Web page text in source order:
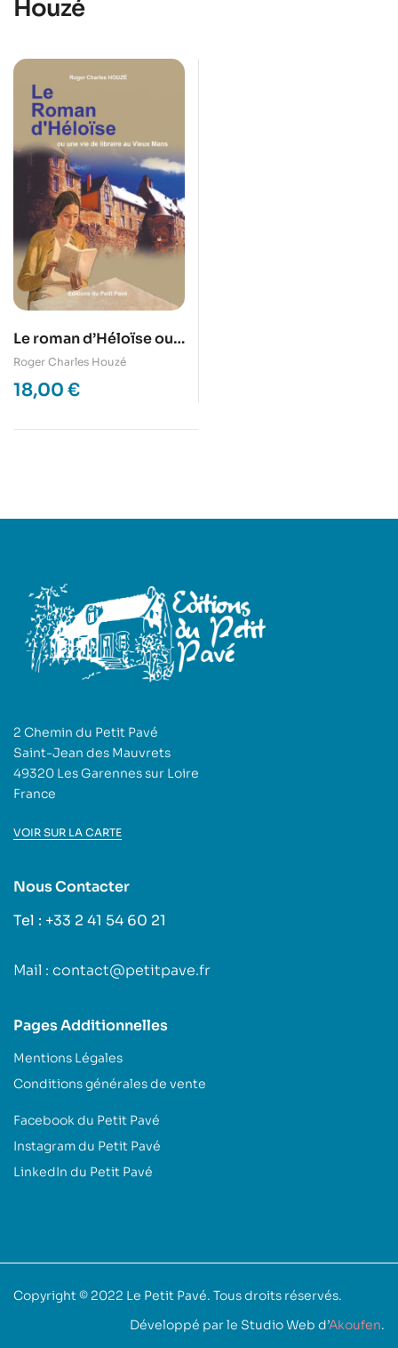
Houzé
Le roman d’Héloïse ou
une vie de libraire au
Vieux Mans
Roger Charles Houzé
18,00 €
2 Chemin du Petit Pavé
Saint-Jean des Mauvrets
49320 Les Garennes sur Loire
France
VOIR SUR LA CARTE
Nous Contacter
Tel : +33 2 41 54 60 21
Mail : contact@petitpave.fr
Pages Additionnelles
Mentions Légales
Conditions générales de vente
Facebook du Petit Pavé
Instagram du Petit Pavé
LinkedIn du Petit Pavé
Copyright © 2022 Le Petit Pavé. Tous droits réservés.
Développé par le Studio Web d’Akoufen.